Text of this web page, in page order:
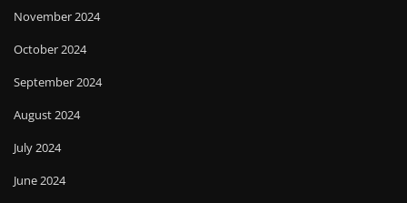
November 2024
October 2024
September 2024
August 2024
July 2024
June 2024